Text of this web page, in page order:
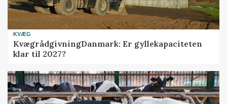
KVÆG
KvægrådgivningDanmark: Er gyllekapaciteten
klar til 2027?